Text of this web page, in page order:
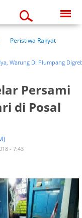
11:24:08 pm
Peristiwa Rakyat
Di Plumpang Digrebek
Persami
di Posal
- 7:43